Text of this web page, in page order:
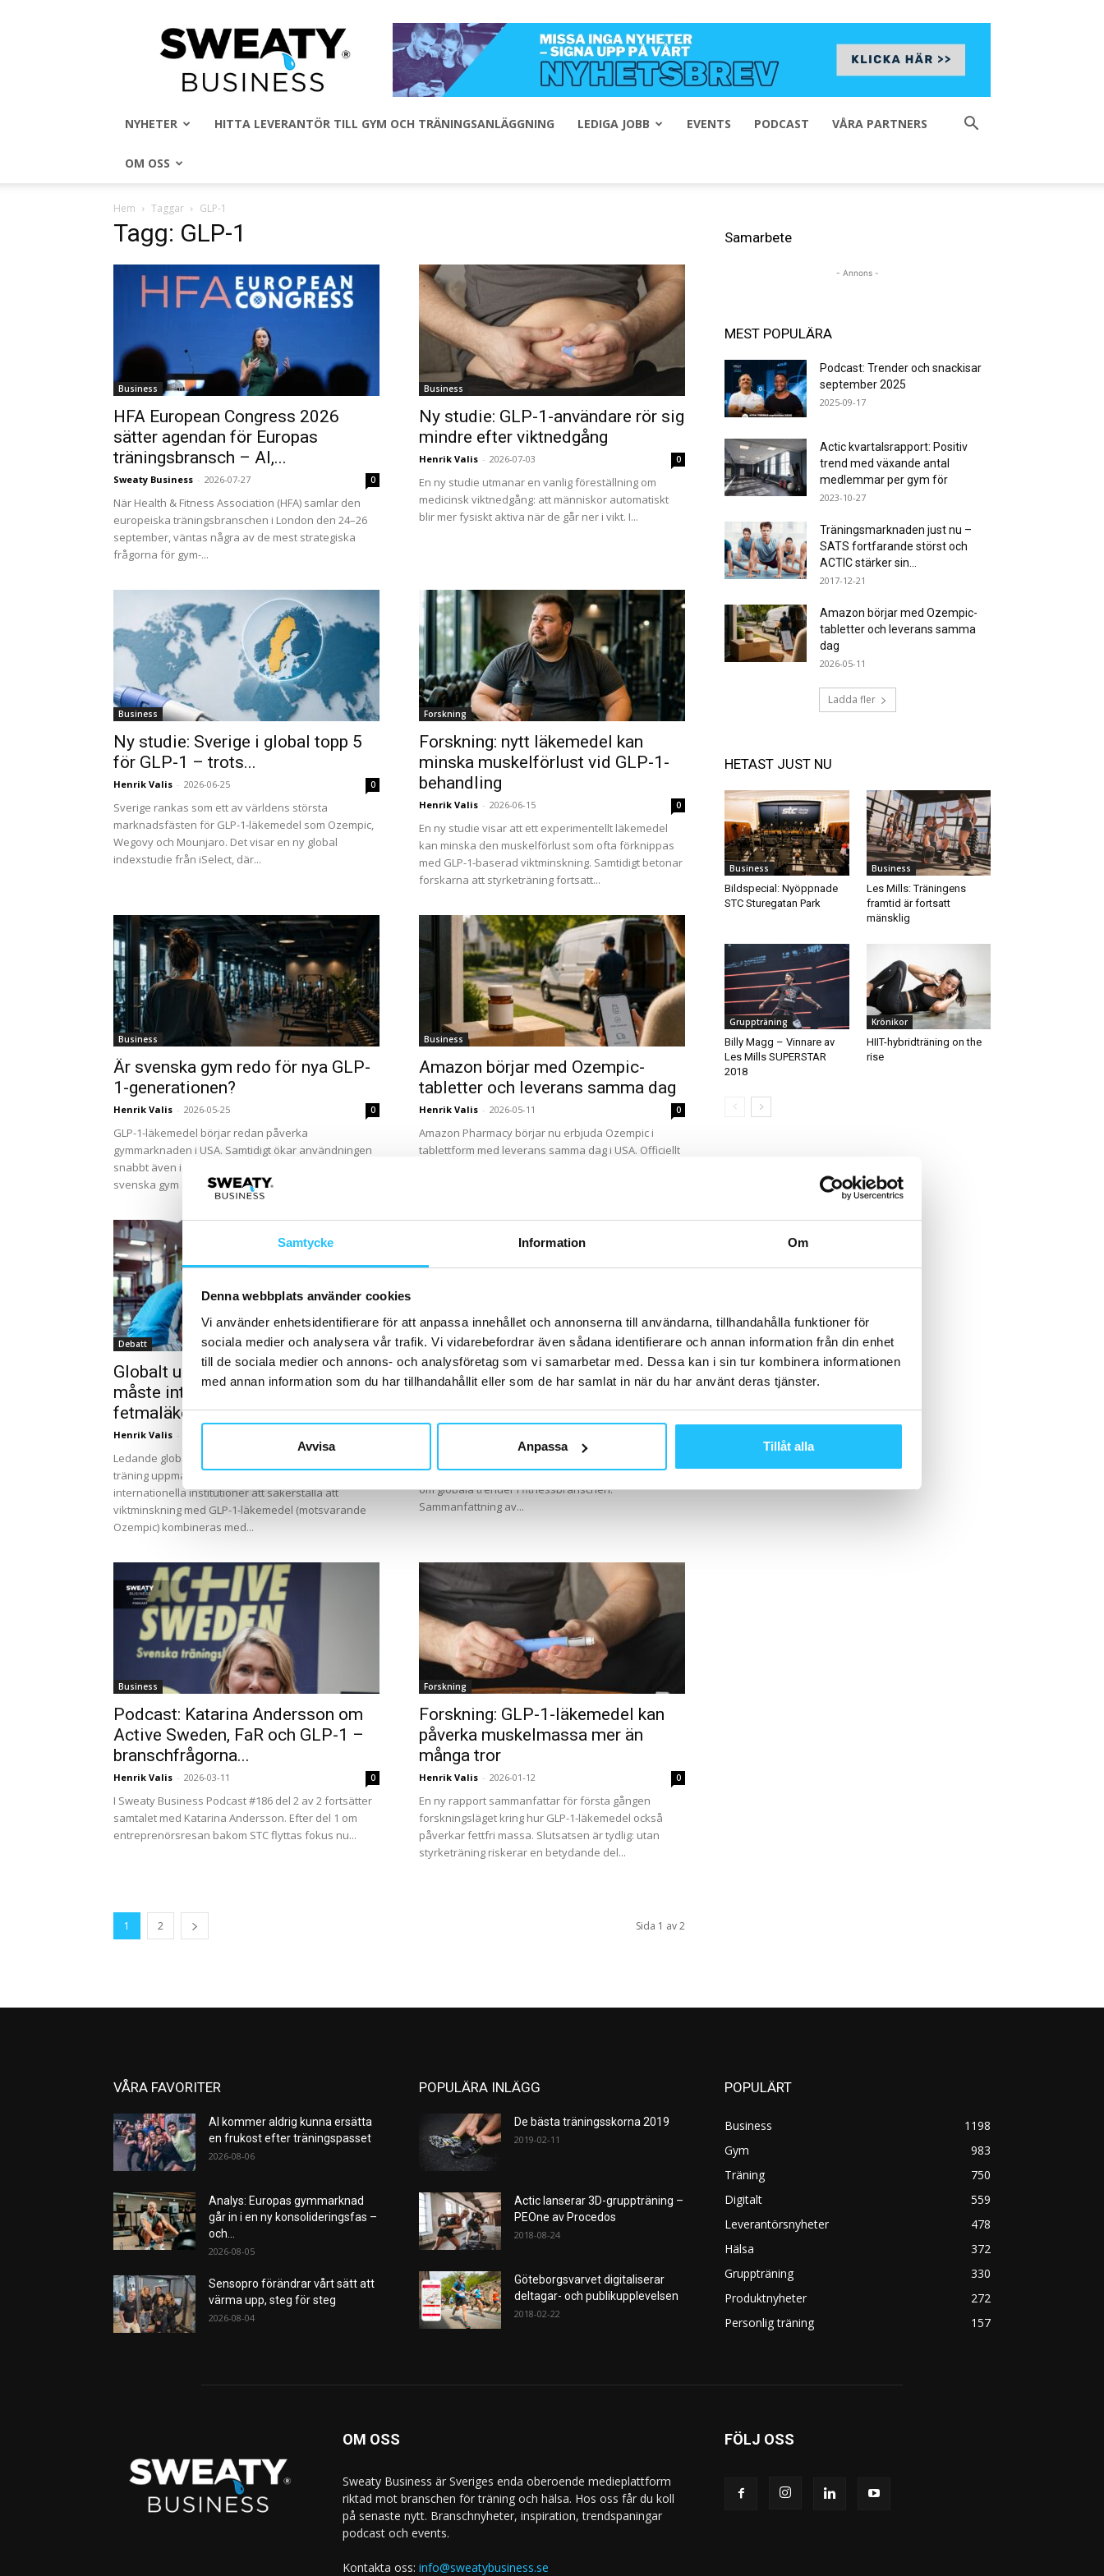
Samtycke Information Om
Denna webbplats använder cookies
Vi använder enhetsidentifierare för att anpassa innehållet och annonserna till användarna, tillhandahålla funktioner för
sociala medier och analysera vår trafik. Vi vidarebefordrar även sådana identifierare och annan information från din enhet
till de sociala medier och annons- och analysföretag som vi samarbetar med. Dessa kan i sin tur kombinera informationen
med annan information som du har tillhandahållit eller som de har samlat in när du har använt deras tjänster.
Avvisa Anpassa Tillåt alla
Sweaty
Business
NYHETER HITTA LEVERANTÖR TILL GYM OCH TRÄNINGSANLÄGGNING LEDIGA JOBB EVENTS PODCAST VÅRA PARTNERS
OM OSS
Hem Taggar GLP-1
Tagg: GLP-1
Business
HFA European Congress 2026
sätter agendan för Europas
träningsbransch – AI,...
Sweaty Business - 2026-07-27 0
När Health & Fitness Association (HFA) samlar den
europeiska träningsbranschen i London den 24–26
september, väntas några av de mest strategiska
frågorna för gym-...
Business
Ny studie: GLP-1-användare rör sig
mindre efter viktnedgång
Henrik Valis - 2026-07-03 0
En ny studie utmanar en vanlig föreställning om
medicinsk viktnedgång: att människor automatiskt
blir mer fysiskt aktiva när de går ner i vikt. I...
Business
Ny studie: Sverige i global topp 5
för GLP-1 – trots...
Henrik Valis - 2026-06-25 0
Sverige rankas som ett av världens största
marknadsfästen för GLP-1-läkemedel som Ozempic,
Wegovy och Mounjaro. Det visar en ny global
indexstudie från iSelect, där...
Forskning
Forskning: nytt läkemedel kan
minska muskelförlust vid GLP-1-
behandling
Henrik Valis - 2026-06-15 0
En ny studie visar att ett experimentellt läkemedel
kan minska den muskelförlust som ofta förknippas
med GLP-1-baserad viktminskning. Samtidigt betonar
forskarna att styrketräning fortsatt...
Business
Är svenska gym redo för nya GLP-
1-generationen?
Henrik Valis - 2026-05-25 0
GLP-1-läkemedel börjar redan påverka
gymmarknaden i USA. Samtidigt ökar användningen
snabbt även i Sverige – och frågan är hur redo
svenska gym är för...
Business
Amazon börjar med Ozempic-
tabletter och leverans samma dag
Henrik Valis - 2026-05-11 0
Amazon Pharmacy börjar nu erbjuda Ozempic i
tablettform med leverans samma dag i USA. Officiellt
Debatt
Globalt upprop: Träning och kost
måste integreras med nya
fetmaläkemedel
Henrik Valis -
Ledande globala organisationer inom hälsa och
träning uppmanar nu regeringar, vårdgivare och
internationella institutioner att säkerställa att
viktminskning med GLP-1-läkemedel (motsvarande
Ozempic) kombineras med...
Business
Fitnessbranschen 2026: trenderna
som formar nästa fas
Henrik Valis - 2026-03-26
affärsmodeller och kundbehov. Här är de viktigaste
insikterna från WiseNetworks senaste webbinarium
om globala trender i fitnessbranschen.
Sammanfattning av...
Business
Podcast: Katarina Andersson om
Active Sweden, FaR och GLP-1 –
branschfrågorna...
Henrik Valis - 2026-03-11 0
I Sweaty Business Podcast #186 del 2 av 2 fortsätter
samtalet med Katarina Andersson. Efter del 1 om
entreprenörsresan bakom STC flyttas fokus nu...
Forskning
Forskning: GLP-1-läkemedel kan
påverka muskelmassa mer än
många tror
Henrik Valis - 2026-01-12 0
En ny rapport sammanfattar för första gången
forskningsläget kring hur GLP-1-läkemedel också
påverkar fettfri massa. Slutsatsen är tydlig: utan
styrketräning riskerar en betydande del...
1 2 Sida 1 av 2
Samarbete
- Annons -
MEST POPULÄRA
Podcast: Trender och snackisar
september 2025
2025-09-17
Actic kvartalsrapport: Positiv
trend med växande antal
medlemmar per gym för
2023-10-27
Träningsmarknaden just nu –
SATS fortfarande störst och
ACTIC stärker sin...
2017-12-21
Amazon börjar med Ozempic-
tabletter och leverans samma
dag
2026-05-11
Ladda fler
HETAST JUST NU
Business
Bildspecial: Nyöppnade
STC Sturegatan Park
Business
Les Mills: Träningens
framtid är fortsatt
mänsklig
Gruppträning
Billy Magg – Vinnare av
Les Mills SUPERSTAR
2018
Krönikor
HIIT-hybridträning on the
rise
VÅRA FAVORITER
AI kommer aldrig kunna ersätta
en frukost efter träningspasset
2026-08-06
Analys: Europas gymmarknad
går in i en ny konsolideringsfas –
och...
2026-08-05
Sensopro förändrar vårt sätt att
värma upp, steg för steg
2026-08-04
POPULÄRA INLÄGG
De bästa träningsskorna 2019
2019-02-11
Actic lanserar 3D-gruppträning –
PEOne av Procedos
2018-08-24
Göteborgsvarvet digitaliserar
deltagar- och publikupplevelsen
2018-02-22
POPULÄRT
Business
1198
Gym
983
Träning
750
Digitalt
559
Leverantörsnyheter
478
Hälsa
372
Gruppträning
330
Produktnyheter
272
Personlig träning
157
OM OSS
Sweaty Business är Sveriges enda oberoende medieplattform
riktad mot branschen för träning och hälsa. Hos oss får du koll
på senaste nytt. Branschnyheter, inspiration, trendspaningar
podcast och events.
Kontakta oss: info@sweatybusiness.se
FÖLJ OSS